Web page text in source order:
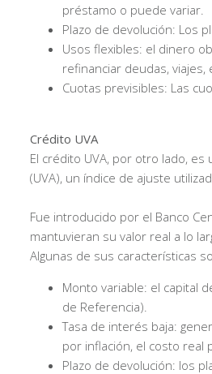
préstamo o puede variar.
Plazo de devolución: Los
Usos flexibles: el dinero
refinanciar deudas, viajes,
Cuotas previsibles: Las
Crédito UVA
El crédito UVA, por otro lado,
(UVA), un índice de ajuste
Fue introducido por el Banco
mantuvieran su valor real a lo
Algunas de sus características
Monto variable: el capital
de Referencia).
Tasa de interés baja:
por inflación, el costo real
Plazo de devolución: los